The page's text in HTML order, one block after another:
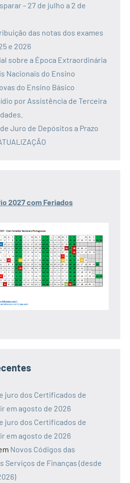
– 27 de julho a 2 de
das notas dos exames
e 2026
sobre a Época Extraordinária
Nacionais do Ensino
do Ensino Básico
por Assistência de Terceira
Juro de Depósitos a Prazo
2027 com Feriados
juro dos Certificados de
em agosto de 2026
juro dos Certificados de
em agosto de 2026
Novos Códigos das
Serviços de Finanças (desde